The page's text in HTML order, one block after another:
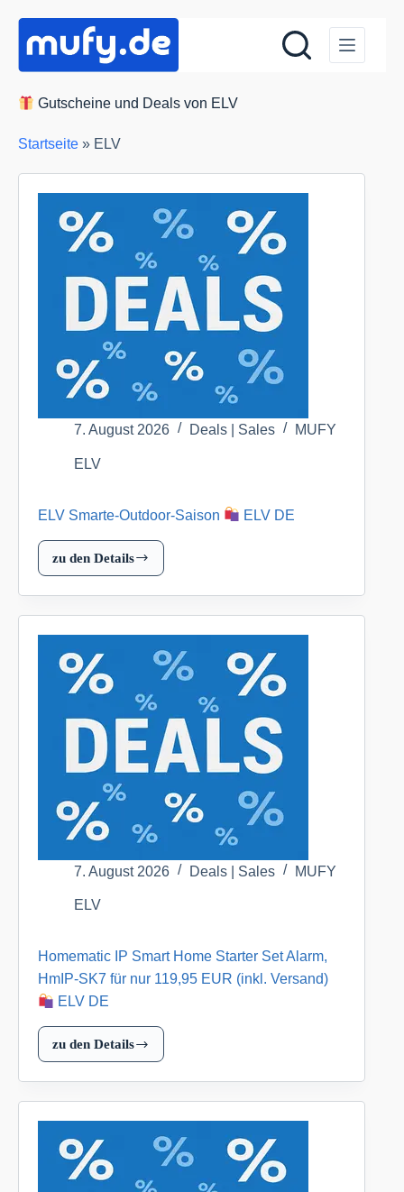
Inhalt
springen
Gutscheine und Deals von ELV
Startseite » ELV
7. August 2026 Deals | Sales MUFY
ELV
ELV Smarte-Outdoor-Saison ELV DE
zu den Details
ELV
Saison
ELV
DE
7. August 2026 Deals | Sales MUFY
ELV
Homematic IP Smart Home Starter Set Alarm,
HmIP-SK7 für nur 119,95 EUR (inkl. Versand)
ELV DE
zu den Details
Homematic
Home
Starter
Set
Alarm,